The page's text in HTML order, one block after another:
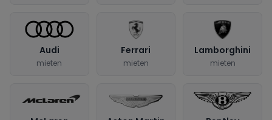
Audi
mieten
Ferrari
mieten
Lamborghini
mieten